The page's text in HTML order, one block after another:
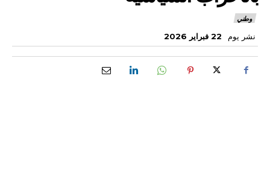
وطني
نشر يوم 22 فبراير 2026